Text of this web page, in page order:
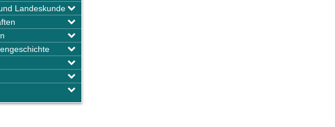
Landeskunde